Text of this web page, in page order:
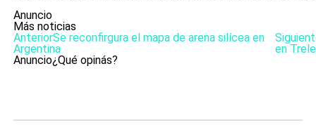
Anuncio
Más noticias
en
AnteriorSe reconfirgura el mapa de arena silícea en
Argentina
Anuncio¿Qué opinás?